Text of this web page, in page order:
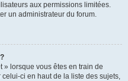
aux permissions limitées.
un administrateur du forum.
» lorsque vous êtes en train de
ci en haut de la liste des sujets,